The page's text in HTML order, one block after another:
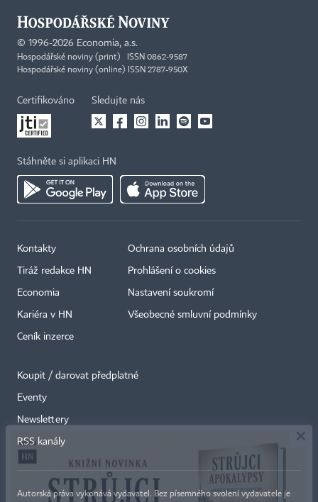
© 1996-2026 Economia, a.s.
Hospodářské noviny (print) ISSN 0862-9587
Hospodářské noviny (online) ISSN 2787-950X
Certifikováno Sledujte nás
Stáhněte si aplikaci HN
Kontakty
Tiráž redakce HN
Economia
Kariéra v HN
Ceník inzerce
Ochrana osobních údajů
Prohlášení o cookies
Nastavení soukromí
Všeobecné smluvní podmínky
Koupit / darovat předplatné
Eventy
Newslettery
RSS kanály
Autorská práva vykonává vydavatel. Bez písemného svolení vydavatele je